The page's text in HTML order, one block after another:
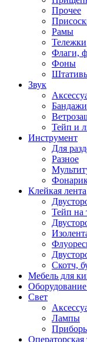
Прочее
Рамы
Тележки
Флаги,
Фоны
Звук
Бандажи
Тейп и
Инструмент
Для
Разное
Клейкая лента
Тейп на
Скотч,
Мебель для
Свет
Лампы
Операторская